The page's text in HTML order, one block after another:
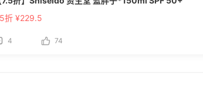
折 ¥229.5
4 74